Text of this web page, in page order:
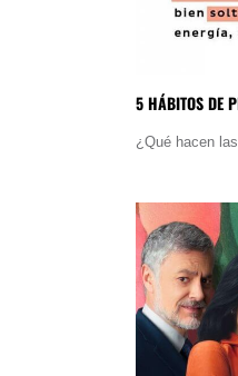
5 HÁBITOS DE
¿Qué hacen